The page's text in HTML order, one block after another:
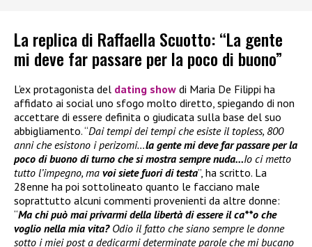
La replica di Raffaella Scuotto: “La gente
mi deve far passare per la poco di buono”
L’ex protagonista del dating show di Maria De Filippi ha
affidato ai social uno sfogo molto diretto, spiegando di non
accettare di essere definita o giudicata sulla base del suo
abbigliamento. “Dai tempi dei tempi che esiste il topless, 800
anni che esistono i perizomi…la gente mi deve far passare per la
poco di buono di turno che si mostra sempre nuda…Io ci metto
tutto l’impegno, ma voi siete fuori di testa”, ha scritto. La
28enne ha poi sottolineato quanto le facciano male
soprattutto alcuni commenti provenienti da altre donne:
“Ma chi può mai privarmi della libertà di essere il ca**o che
voglio nella mia vita? Odio il fatto che siano sempre le donne
sotto i miei post a dedicarmi determinate parole che mi bucano